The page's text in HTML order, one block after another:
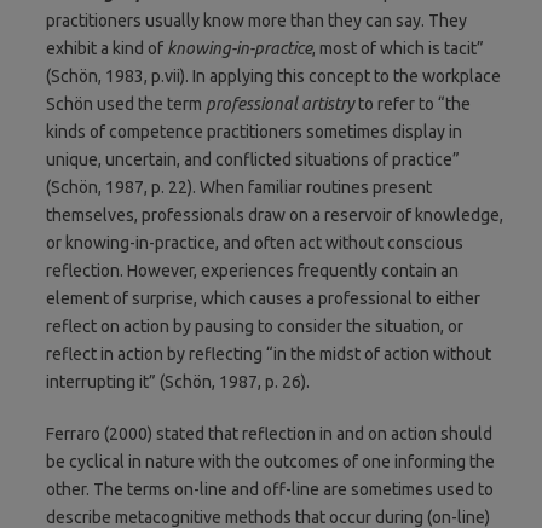
practitioners usually know more than they can say. They
exhibit a kind of knowing-in-practice, most of which is tacit”
(Schön, 1983, p.vii). In applying this concept to the workplace
Schön used the term professional artistryto refer to “the
kinds of competence practitioners sometimes display in
unique, uncertain, and conflicted situations of practice”
(Schön, 1987, p. 22). When familiar routines present
themselves, professionals draw on a reservoir of knowledge,
or knowing-in-practice, and often act without conscious
reflection. However, experiences frequently contain an
element of surprise, which causes a professional to either
reflect on action by pausing to consider the situation, or
reflect in action by reflecting “in the midst of action without
interrupting it” (Schön, 1987, p. 26).
Ferraro (2000) stated that reflection in and on action should
be cyclical in nature with the outcomes of one informing the
other. The terms on-line and off-line are sometimes used to
describe metacognitive methods that occur during (on-line)